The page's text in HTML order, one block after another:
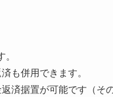
も併用できます。
済据置が可能です（そ